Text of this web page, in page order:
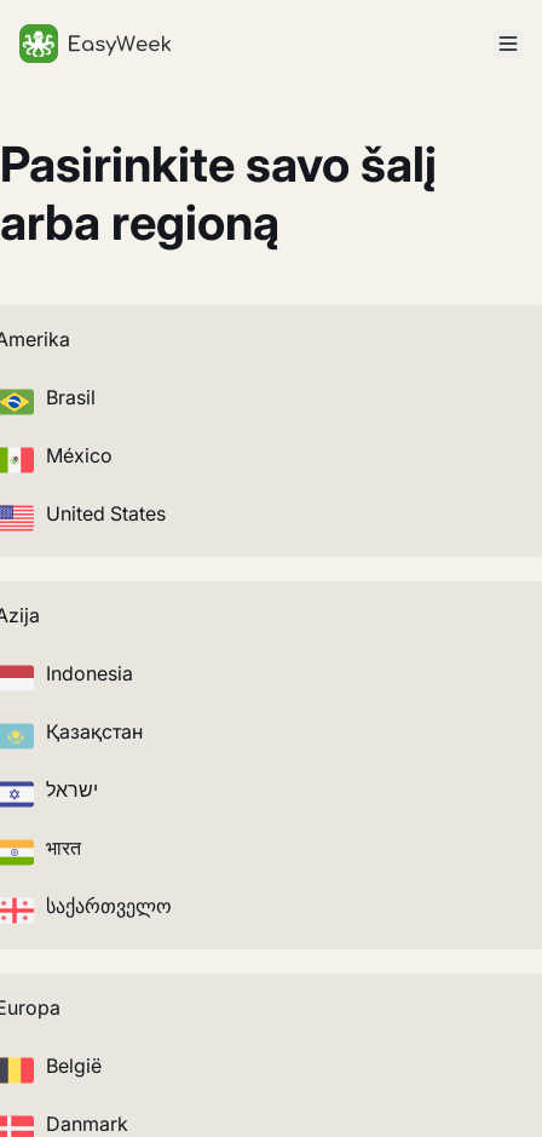
Pasirinkite savo šalį
arba regioną
Brasil
México
United States
Indonesia
Қазақстан
ישראל
भारत
საქართველო
België
Danmark